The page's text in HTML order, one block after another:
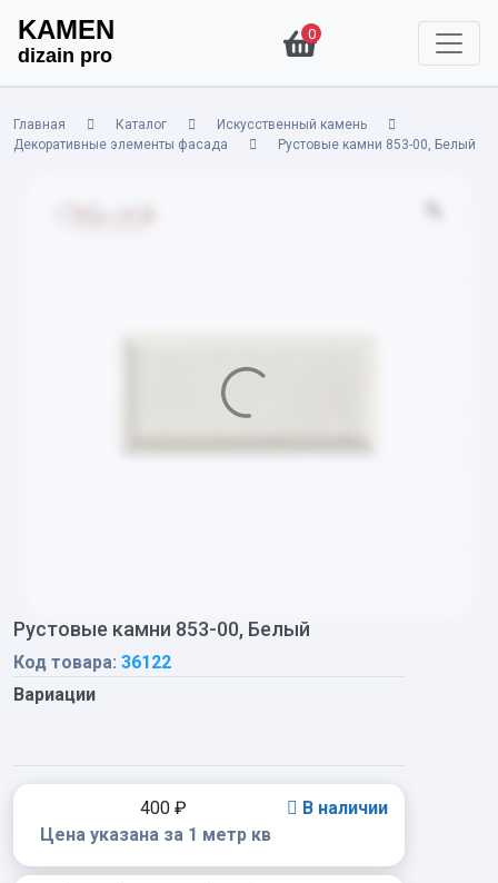
KAMEN
dizain pro
0
Главная Каталог
Искусственный камень
Декоративные элементы фасада
Рустовые камни 853-00, Белый
Рустовые камни 853-00, Белый
Код товара: 36122
Вариации
400 ₽
В наличии
Цена указана за 1 метр кв